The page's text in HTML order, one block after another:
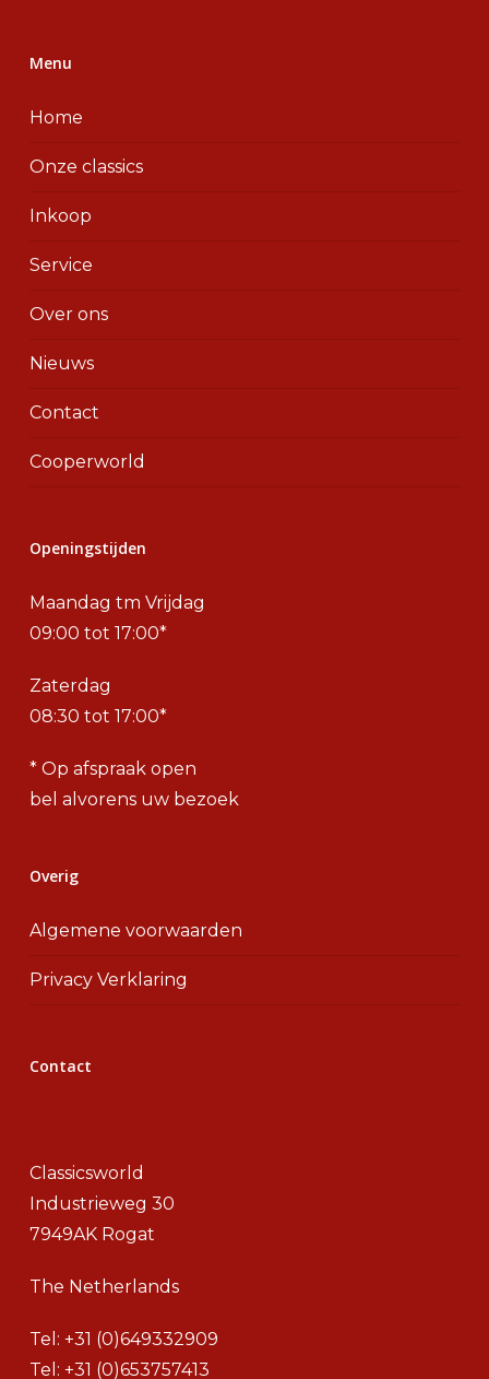
Menu
Home
Onze classics
Inkoop
Service
Over ons
Nieuws
Contact
Cooperworld
Openingstijden
Maandag tm Vrijdag
09:00 tot 17:00*
Zaterdag
08:30 tot 17:00*
* Op afspraak open
bel alvorens uw bezoek
Overig
Algemene voorwaarden
Privacy Verklaring
Contact
Classicsworld
Industrieweg 30
7949AK Rogat
The Netherlands
Tel: +31 (0)649332909
Tel: +31 (0)653757413